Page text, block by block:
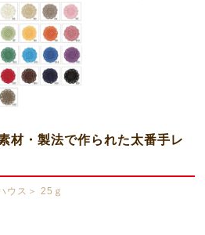
材・製法で作られた太番手レ
ウス＞ 25ｇ